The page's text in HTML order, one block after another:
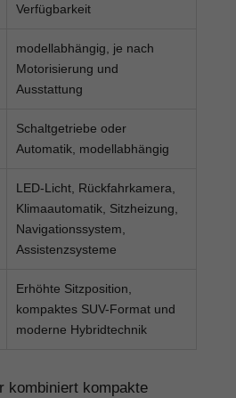
Verfügbarkeit
modellabhängig, je nach
Motorisierung und
Ausstattung
Schaltgetriebe oder
Automatik, modellabhängig
LED-Licht, Rückfahrkamera,
Klimaautomatik, Sitzheizung,
Navigationssystem,
Assistenzsysteme
Erhöhte Sitzposition,
kompaktes SUV-Format und
moderne Hybridtechnik
kombiniert kompakte